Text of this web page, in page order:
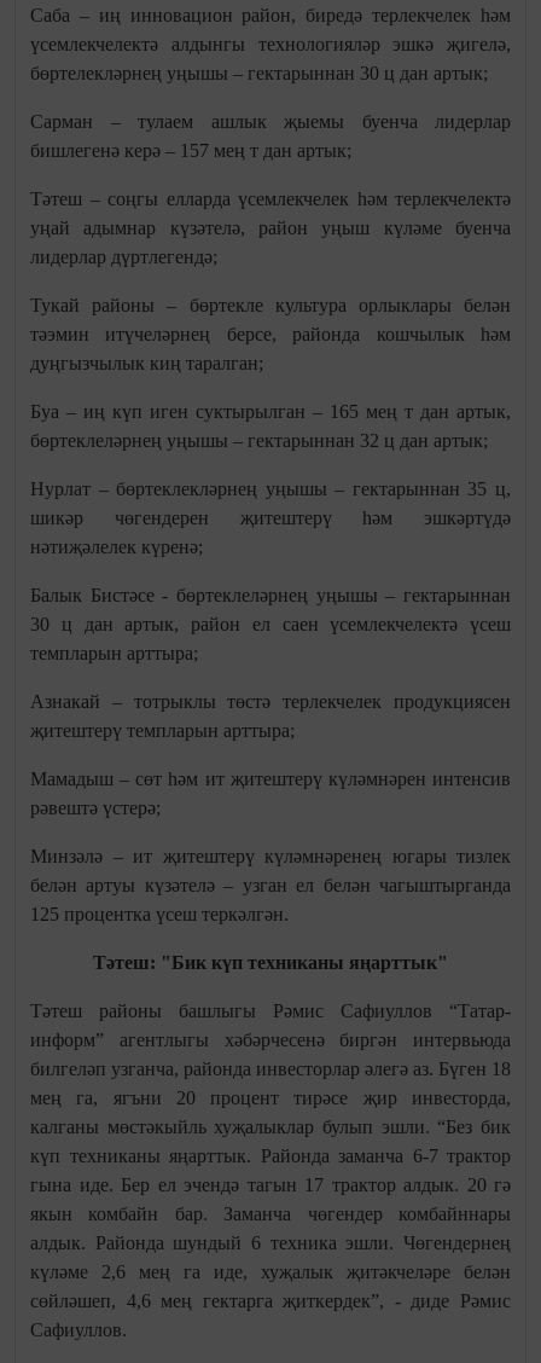
Саба – иң инновацион район, биредә терлекчелек һәм
үсемлекчелектә алдынгы технологияләр эшкә җигелә,
бөртелекләрнең уңышы – гектарыннан 30 ц дан артык;
Сарман – тулаем ашлык җыемы буенча лидерлар
бишлегенә керә – 157 мең т дан артык;
Тәтеш – соңгы елларда үсемлекчелек һәм терлекчелектә
уңай адымнар күзәтелә, район уңыш күләме буенча
лидерлар дүртлегендә;
Тукай районы – бөртекле культура орлыклары белән
тәэмин итүчеләрнең берсе, районда кошчылык һәм
дуңгызчылык киң таралган;
Буа – иң күп иген суктырылган – 165 мең т дан артык,
бөртеклеләрнең уңышы – гектарыннан 32 ц дан артык;
Нурлат – бөртеклекләрнең уңышы – гектарыннан 35 ц,
шикәр чөгендерен җитештерү һәм эшкәртүдә
нәтиҗәлелек күренә;
Балык Бистәсе - бөртеклеләрнең уңышы – гектарыннан
30 ц дан артык, район ел саен үсемлекчелектә үсеш
темпларын арттыра;
Азнакай – тотрыклы төстә терлекчелек продукциясен
җитештерү темпларын арттыра;
Мамадыш – сөт һәм ит җитештерү күләмнәрен интенсив
рәвештә үстерә;
Минзәлә – ит җитештерү күләмнәренең югары тизлек
белән артуы күзәтелә – узган ел белән чагыштырганда
125 процентка үсеш теркәлгән.
Тәтеш: "Бик күп техниканы яңарттык"
Тәтеш районы башлыгы Рәмис Сафиуллов “Татар-
информ” агентлыгы хәбәрчесенә биргән интервьюда
билгеләп узганча, районда инвесторлар әлегә аз. Бүген 18
мең га, ягъни 20 процент тирәсе җир инвесторда,
калганы мөстәкыйль хуҗалыклар булып эшли. “Без бик
күп техниканы яңарттык. Районда заманча 6-7 трактор
гына иде. Бер ел эчендә тагын 17 трактор алдык. 20 гә
якын комбайн бар. Заманча чөгендер комбайннары
алдык. Районда шундый 6 техника эшли. Чөгендернең
күләме 2,6 мең га иде, хуҗалык җитәкчеләре белән
сөйләшеп, 4,6 мең гектарга җиткердек”, - диде Рәмис
Сафиуллов.